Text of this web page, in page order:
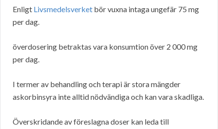
Enligt Livsmedelsverket bör vuxna intaga ungefär 75 mg
per dag.
överdosering betraktas vara konsumtion över 2 000 mg
per dag.
I termer av behandling och terapi är stora mängder
askorbinsyra inte alltid nödvändiga och kan vara skadliga.
Överskridande av föreslagna doser kan leda till